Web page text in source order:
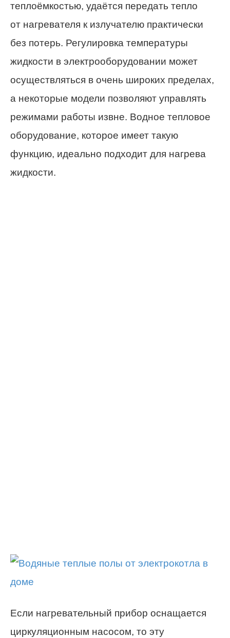
теплоёмкостью, удаётся передать тепло
от нагревателя к излучателю практически
без потерь. Регулировка температуры
жидкости в электрооборудовании может
осуществляться в очень широких пределах,
а некоторые модели позволяют управлять
режимами работы извне. Водное тепловое
оборудование, которое имеет такую
функцию, идеально подходит для нагрева
жидкости.
Если нагревательный прибор оснащается
циркуляционным насосом, то эту